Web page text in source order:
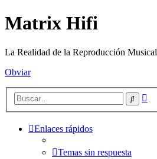
Matrix Hifi
La Realidad de la Reproducción Musical
Obviar
Buscar
Enlaces rápidos
Temas sin respuesta